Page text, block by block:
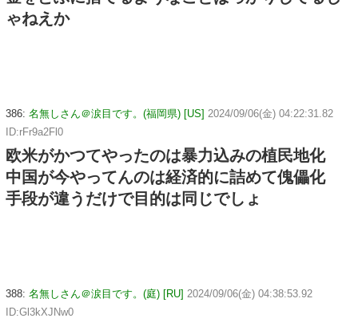
ゃねえか
386: 名無しさん＠涙目です。(福岡県) [US] 2024/09/06(金) 04:22:31.82
ID:rFr9a2Fl0
欧米がかつてやったのは暴力込みの植民地化
中国が今やってんのは経済的に詰めて傀儡化
手段が違うだけで目的は同じでしょ
388: 名無しさん＠涙目です。(庭) [RU] 2024/09/06(金) 04:38:53.92
ID:Gl3kXJNw0